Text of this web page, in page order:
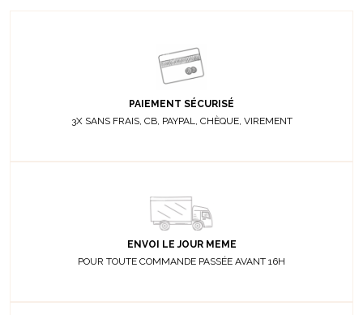
PAIEMENT SÉCURISÉ
3X SANS FRAIS, CB, PAYPAL, CHÈQUE, VIREMENT
ENVOI LE JOUR MEME
POUR TOUTE COMMANDE PASSÉE AVANT 16H